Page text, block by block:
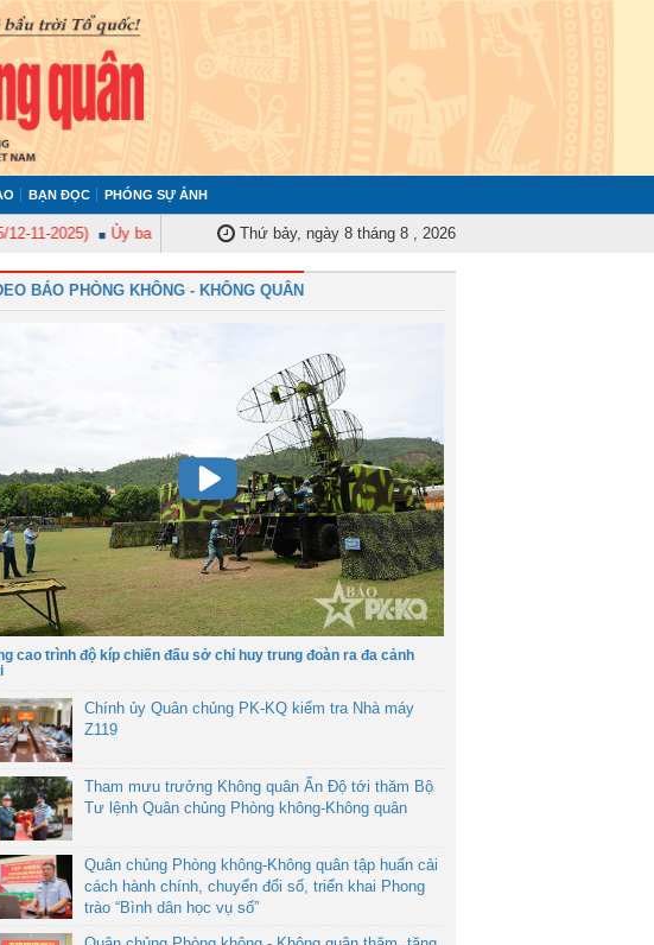
BẠN ĐỌC PHÓNG SỰ ẢNH
Ủy ban Kiểm tra Quân ủy Trung ương tập huấn nghiệp vụ công tác kiểm tra, giám sát
Thứ bảy, ngày 8 tháng 8 , 2026
BÁO PHÒNG KHÔNG - KHÔNG QUÂN
cao trình độ kíp chiến đấu sở chỉ huy trung đoàn ra đa cảnh
Chính ủy Quân chủng PK-KQ kiểm tra Nhà máy
Z119
Tham mưu trưởng Không quân Ấn Độ tới thăm Bộ
Tư lệnh Quân chủng Phòng không-Không quân
Quân chủng Phòng không-Không quân tập huấn cải
cách hành chính, chuyển đổi số, triển khai Phong
trào “Bình dân học vụ số”